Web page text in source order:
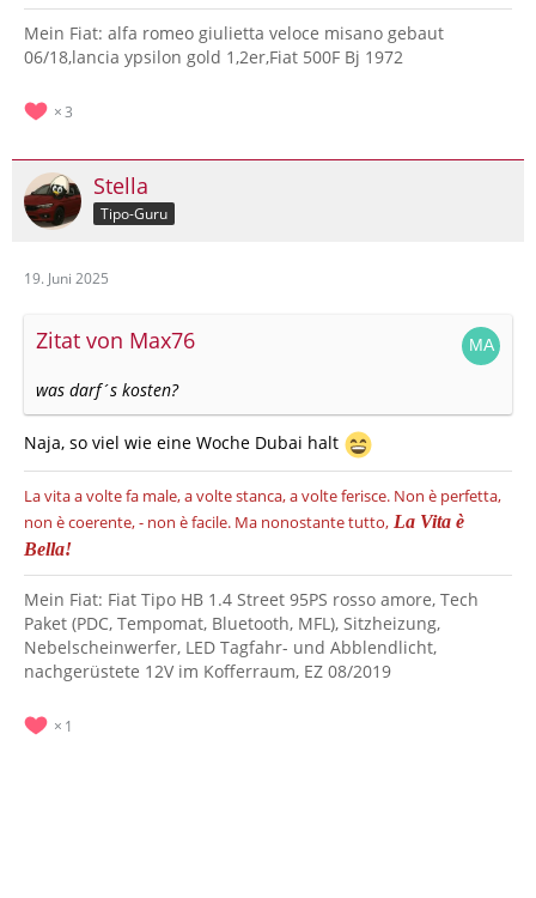
Mein Fiat: alfa romeo giulietta veloce misano gebaut
06/18,lancia ypsilon gold 1,2er,Fiat 500F Bj 1972
3
Stella
Tipo-Guru
19. Juni 2025
Zitat von Max76
was darf´s kosten?
Naja, so viel wie eine Woche Dubai halt
La vita a volte fa male, a volte stanca, a volte ferisce. Non è perfetta,
non è coerente, - non è facile. Ma nonostante tutto, La Vita è
Bella!
Mein Fiat: Fiat Tipo HB 1.4 Street 95PS rosso amore, Tech
Paket (PDC, Tempomat, Bluetooth, MFL), Sitzheizung,
Nebelscheinwerfer, LED Tagfahr- und Abblendlicht,
nachgerüstete 12V im Kofferraum, EZ 08/2019
1